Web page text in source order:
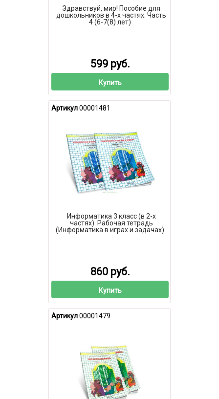
Здравствуй, мир! Пособие для
дошкольников в 4-х частях. Часть
4 (6-7(8) лет)
599 руб.
Купить
Артикул00001481
Информатика 3 класс (в 2-х
частях). Рабочая тетрадь
(Информатика в играх и задачах)
860 руб.
Купить
Артикул00001479